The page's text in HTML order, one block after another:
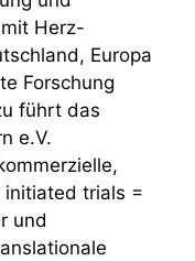
Herz-
Europa
Forschung
führt das
e.V.
initiated trials =
und